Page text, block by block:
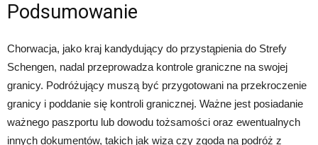
Podsumowanie
Chorwacja, jako kraj kandydujący do przystąpienia do Strefy
Schengen, nadal przeprowadza kontrole graniczne na swojej
granicy. Podróżujący muszą być przygotowani na przekroczenie
granicy i poddanie się kontroli granicznej. Ważne jest posiadanie
ważnego paszportu lub dowodu tożsamości oraz ewentualnych
innych dokumentów, takich jak wiza czy zgoda na podróż z